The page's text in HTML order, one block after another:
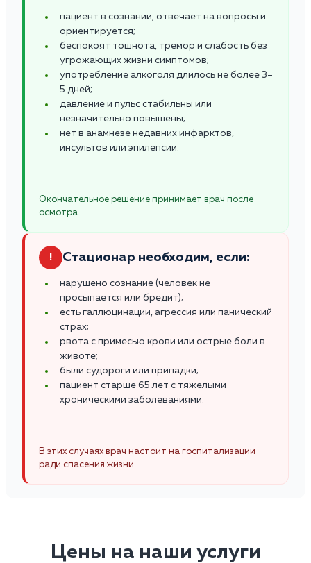
пациент в сознании, отвечает на вопросы и
ориентируется;
беспокоят тошнота, тремор и слабость без
угрожающих жизни симптомов;
употребление алкоголя длилось не более 3–
5 дней;
давление и пульс стабильны или
незначительно повышены;
нет в анамнезе недавних инфарктов,
инсультов или эпилепсии.
Окончательное решение принимает врач после
осмотра.
! Стационар необходим, если:
нарушено сознание (человек не
просыпается или бредит);
есть галлюцинации, агрессия или панический
страх;
рвота с примесью крови или острые боли в
животе;
были судороги или припадки;
пациент старше 65 лет с тяжелыми
хроническими заболеваниями.
В этих случаях врач настоит на госпитализации
ради спасения жизни.
Цены на наши услуги